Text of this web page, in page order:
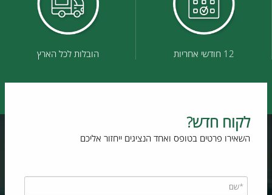
12 חודשי אחריות הובלות לכל הארץ
לקוח חדש?
השאירו פרטים בטופס ואחד הנציגים ייחזור אליכם